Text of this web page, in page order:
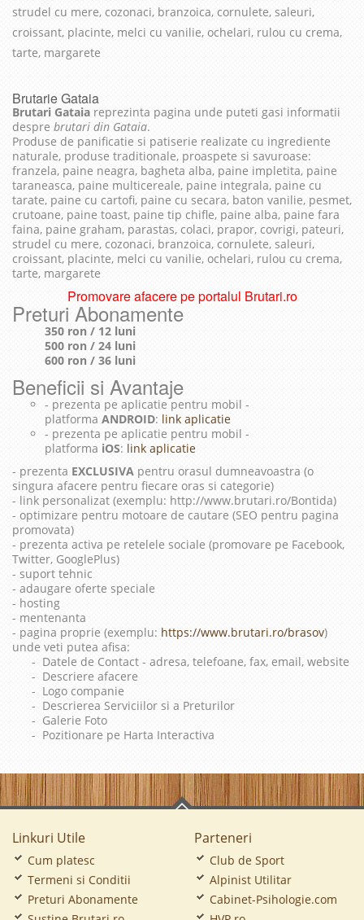
strudel cu mere, cozonaci, branzoica, cornulete, saleuri,
croissant, placinte, melci cu vanilie, ochelari, rulou cu crema,
tarte, margarete
Brutarie Gataia
Brutari Gataia reprezinta pagina unde puteti gasi informatii
despre brutari din Gataia.
Produse de panificatie si patiserie realizate cu ingrediente
naturale, produse traditionale, proaspete si savuroase:
franzela, paine neagra, bagheta alba, paine impletita, paine
taraneasca, paine multicereale, paine integrala, paine cu
tarate, paine cu cartofi, paine cu secara, baton vanilie, pesmet,
crutoane, paine toast, paine tip chifle, paine alba, paine fara
faina, paine graham, parastas, colaci, prapor, covrigi, pateuri,
strudel cu mere, cozonaci, branzoica, cornulete, saleuri,
croissant, placinte, melci cu vanilie, ochelari, rulou cu crema,
tarte, margarete
Promovare afacere pe portalul Brutari.ro
Preturi Abonamente
350 ron / 12 luni
500 ron / 24 luni
600 ron / 36 luni
Beneficii si Avantaje
- prezenta pe aplicatie pentru mobil -
platforma ANDROID: link aplicatie
- prezenta pe aplicatie pentru mobil -
platforma iOS: link aplicatie
- prezenta EXCLUSIVA pentru orasul dumneavoastra (o
singura afacere pentru fiecare oras si categorie)
- link personalizat (exemplu: http://www.brutari.ro/Bontida)
- optimizare pentru motoare de cautare (SEO pentru pagina
promovata)
- prezenta activa pe retelele sociale (promovare pe Facebook,
Twitter, GooglePlus)
- suport tehnic
- adaugare oferte speciale
- hosting
- mentenanta
- pagina proprie (exemplu: https://www.brutari.ro/brasov)
unde veti putea afisa:
- Datele de Contact - adresa, telefoane, fax, email, website
- Descriere afacere
- Logo companie
- Descrierea Serviciilor si a Preturilor
- Galerie Foto
- Pozitionare pe Harta Interactiva
Linkuri Utile
Cum platesc
Termeni si Conditii
Preturi Abonamente
Parteneri
Club de Sport
Alpinist Utilitar
Cabinet-Psihologie.com